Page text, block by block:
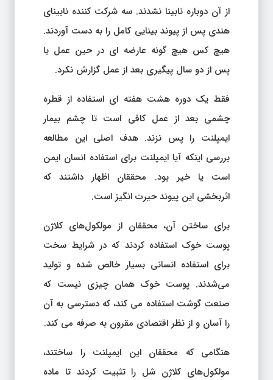
از آن دوباره نابینا نشدند. سه شرکت کننده نابینای
هندی پس از پیوند بینایی کامل را به دست آوردند.
هیچ کس هیچ گونه عارضه ای در حین عمل یا
پس از دو سال پیگیری بعد از عمل گزارش نکرد.
فقط یک دوره هشت هفته ای استفاده از قطره
چشمی بعد از عمل کافی است تا چشم بیمار
ایمپلنت را پس نزند. هدف اصلی این مطالعه
بررسی اینکه آیا ایمپلنت برای استفاده انسان ایمن
است یا خیر بود. محققان اظهار داشتند که
اثربخشی این پیوند حیرت انگیز است.
برای ساختن آن، محققان از مولکول‌های کلاژن
پوست خوک استفاده کردند که در شرایط سخت
برای استفاده انسانی بسیار خالص شده و تولید
می‌شدند. پوست خوک همان چیزی نیست که
صنعت گوشت استفاده می کند، که دسترسی به آن
را آسان و از نظر اقتصادی مقرون به صرفه می کند.
هنگامی که محققان این ایمپلنت را ساختند،
مولکول‌های کلاژن شل را تثبیت کردند تا ماده